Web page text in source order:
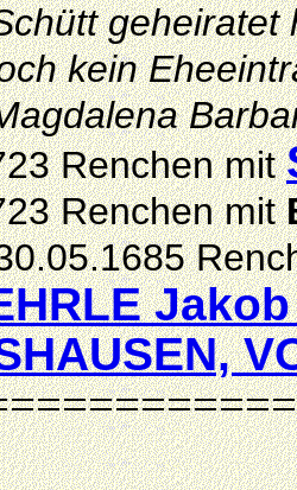
kein
Renchen mit
Renchen mit